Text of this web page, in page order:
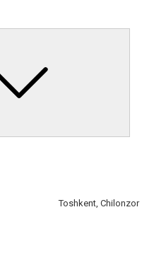
Toshkent, Chilonzor